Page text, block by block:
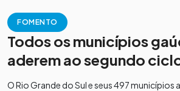
FOMENTO
Todos os municípios
aderem ao segundo
O Rio Grande do Sul e seus 497 municípios